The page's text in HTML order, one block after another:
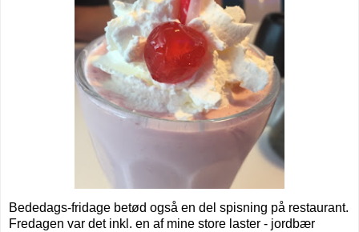
Bededags-fridage betød også en del spisning på restaurant.
Fredagen var det inkl. en af mine store laster - jordbær